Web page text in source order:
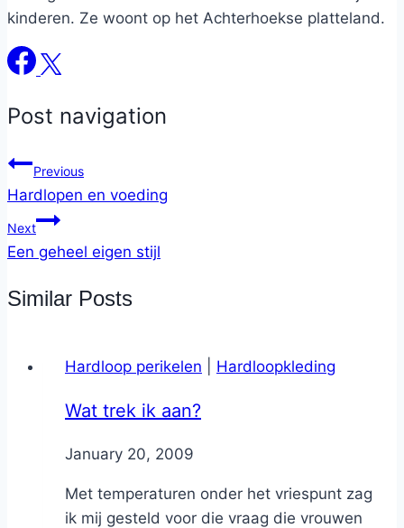
kinderen. Ze woont op het Achterhoekse platteland.
Post navigation
Previous
Hardlopen en voeding
Next
Een geheel eigen stijl
Similar Posts
Hardloop perikelen Hardloopkleding
Wat trek ik aan?
ByNicole
January 20, 2009
Met temperaturen onder het vriespunt zag
ik mij gesteld voor die vraag die vrouwen